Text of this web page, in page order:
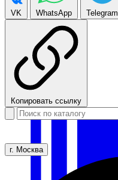
VK WhatsApp Telegram
Копировать ссылку